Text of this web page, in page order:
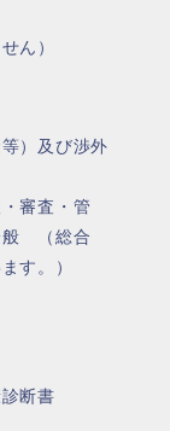
ん）
）及び渉外
審査・管
般 （総合
す。）
断書